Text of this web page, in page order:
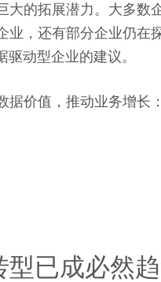
大的拓展潜力。大多数
，还有部分企业仍在
动型企业的建议。
价值，推动业务增长：
已成必然